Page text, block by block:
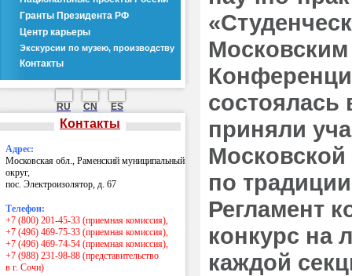
Гранты Президента РФ
Центр карьеры
Экскурсии по музею, производству
Контакты
RU CN ES
Контакты
Адрес:
Московская обл., Раменский муниципальный
округ,
пос. Электроизолятор, д. 67
Телефон:
+7 (800) 201-45-33 (приемная комиссия),
+7 (496) 469-75-33 (приемная комиссия),
+7 (496) 469-74-54 (приемная комиссия),
+7 (988) 231-98-88 (представительство
в г. Сочи)
состоялась
приняли
Московской
по
Регламент
конкурс на
каждой